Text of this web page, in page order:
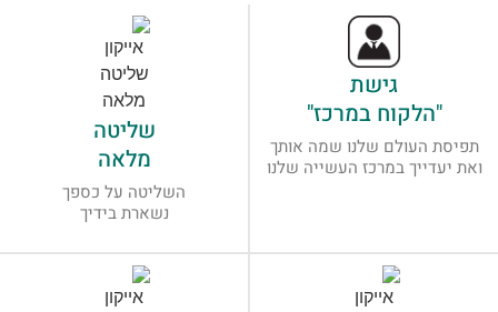
גישת
"הלקוח במרכז"
תפיסת העולם שלנו שמה אותך
ואת יעדייך במרכז העשייה שלנו
שליטה
מלאה
השליטה על כספך
נשארת בידיך